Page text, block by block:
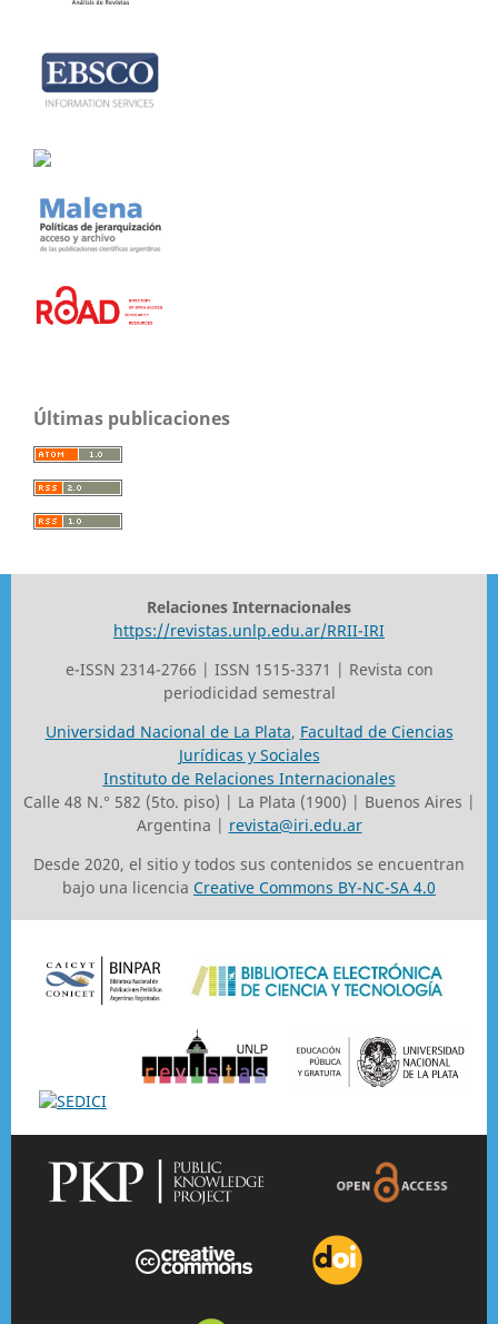
Últimas publicaciones
Relaciones Internacionales
https://revistas.unlp.edu.ar/RRII-IRI
e-ISSN 2314-2766 | ISSN 1515-3371 | Revista con
periodicidad semestral
Universidad Nacional de La Plata, Facultad de Ciencias
Jurídicas y Sociales
Instituto de Relaciones Internacionales
Calle 48 N.° 582 (5to. piso) | La Plata (1900) | Buenos Aires |
Argentina | revista@iri.edu.ar
Desde 2020, el sitio y todos sus contenidos se encuentran
bajo una licencia Creative Commons BY-NC-SA 4.0